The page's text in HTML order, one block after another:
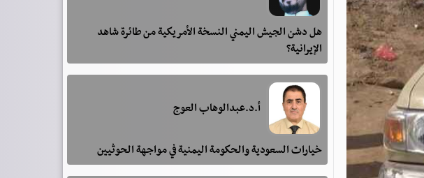
هل دشن الجيش اليمني النسخة الأمريكية من طائرة شاهد
الإيرانية؟
أ.د.عبدالوهاب العوج
خيارات السعودية والحكومة اليمنية في مواجهة الحوثيين